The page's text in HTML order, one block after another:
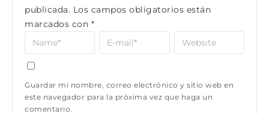
publicada. Los campos obligatorios están
marcados con *
Guardar mi nombre, correo electrónico y sitio web en
este navegador para la próxima vez que haga un
comentario.